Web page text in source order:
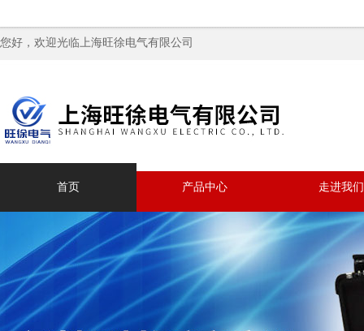
您好，欢迎光临上海旺徐电气有限公司
首页 产品中心 走进我们